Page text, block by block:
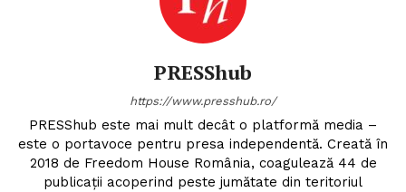
PRESShub
https://www.presshub.ro/
PRESShub este mai mult decât o platformă media –
este o portavoce pentru presa independentă. Creată în
2018 de Freedom House România, coagulează 44 de
publicații acoperind peste jumătate din teritoriul